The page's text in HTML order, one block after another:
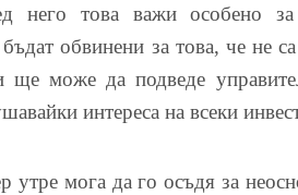
него това важи особено за
обвинени за това, че не
ще може да подведе
интереса на всеки
утре мога да го осъдя за